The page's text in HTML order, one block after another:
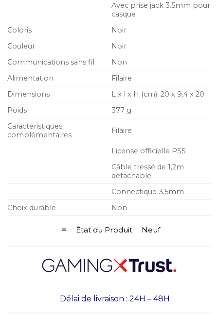
Avec prise jack 3.5mm pour
casque
Coloris
Noir
Couleur
Noir
Communications sans fil
Non
Alimentation
Filaire
Dimensions
L x l x H (cm): 20 x 9,4 x 20
Poids
377 g
Caractéristiques
complémentaires
Filaire
License officielle PS5
Câble tressé de 1,2m
détachable
Connectique 3,5mm
Choix durable
Non
≡ État du Produit : Neuf
Délai de livraison : 24H – 48H